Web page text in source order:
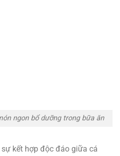
ngon bổ dưỡng trong bữa ăn
kết hợp độc đáo giữa cá